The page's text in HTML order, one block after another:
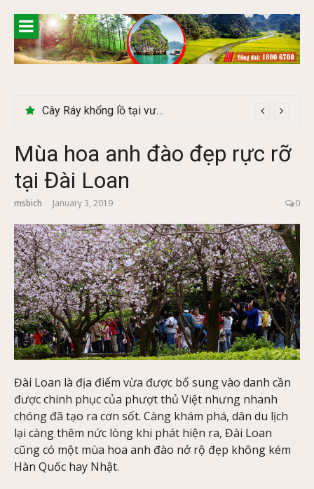
content
Cây Ráy khổng lồ tại vườn Quốc gia Cúc Phương
Mùa hoa anh đào đẹp rực rỡ
tại Đài Loan
msbich January 3, 2019 0
Đài Loan là địa điểm vừa được bổ sung vào danh cần
được chinh phục của phượt thủ Việt nhưng nhanh
chóng đã tạo ra cơn sốt. Càng khám phá, dân du lịch
lại càng thêm nức lòng khi phát hiện ra, Đài Loan
cũng có một mùa hoa anh đào nở rộ đẹp không kém
Hàn Quốc hay Nhật.